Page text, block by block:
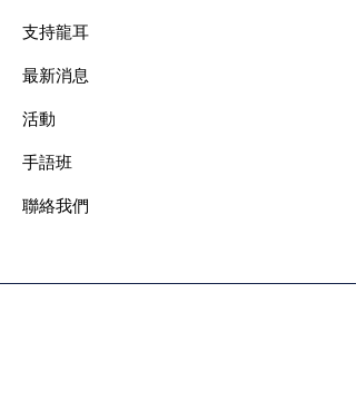
支持龍耳
最新消息
​活動
手語班
​聯絡我們